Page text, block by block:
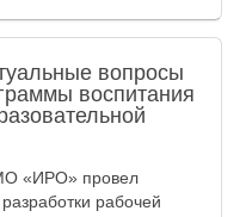
вопросы
воспитания
«ИРО» провел
рабочей